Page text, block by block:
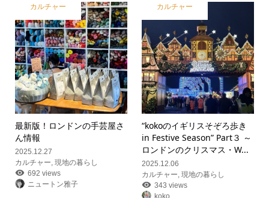
カルチャー
最新版！ロンドンの手芸屋さ
ん情報
2025.12.27
カルチャー, 現地の暮らし
692 views
ニュートン雅子
カルチャー
“kokoのイギリスそぞろ歩き
in Festive Season” Part３ ～
ロンドンのクリスマス・W...
2025.12.06
カルチャー,現地の暮らし
343 views